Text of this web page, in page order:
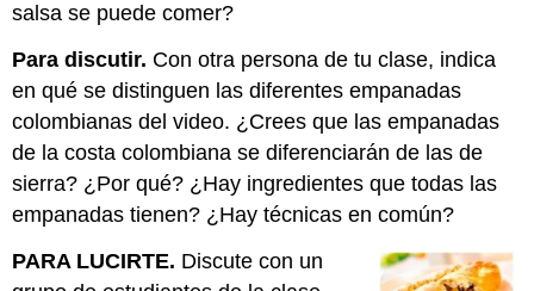
salsa se puede comer?
Para discutir. Con otra persona de tu clase, indica
en qué se distinguen las diferentes empanadas
colombianas del video. ¿Crees que las empanadas
de la costa colombiana se diferenciarán de las de
sierra? ¿Por qué? ¿Hay ingredientes que todas las
empanadas tienen? ¿Hay técnicas en común?
PARA LUCIRTE. Discute con un